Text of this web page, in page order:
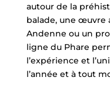
autour de la
balade, une œuvre
Andenne ou un
ligne du Phare
l’expérience et
l’année et à tout